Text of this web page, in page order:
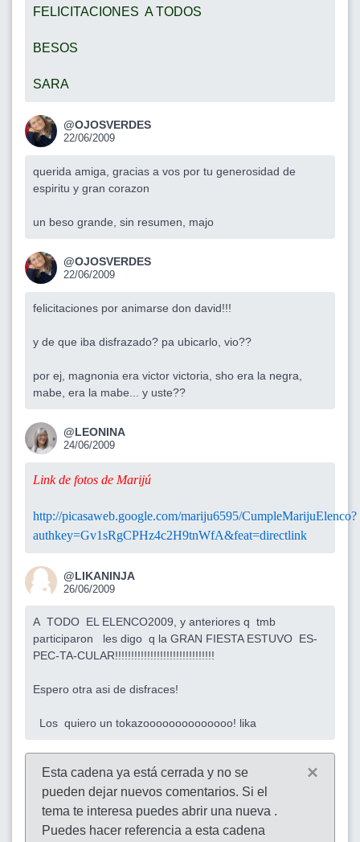
FELICITACIONES A TODOS
BESOS
SARA
@OJOSVERDES
22/06/2009
querida amiga, gracias a vos por tu generosidad de
espiritu y gran corazon
un beso grande, sin resumen, majo
@OJOSVERDES
22/06/2009
felicitaciones por animarse don david!!!
y de que iba disfrazado? pa ubicarlo, vio??
por ej, magnonia era victor victoria, sho era la negra,
mabe, era la mabe... y uste??
@LEONINA
24/06/2009
Link de fotos de Marijú
http://picasaweb.google.com/mariju6595/CumpleMarijuElenco?
authkey=Gv1sRgCPHz4c2H9tnWfA&feat=directlink
@LIKANINJA
26/06/2009
A TODO EL ELENCO2009, y anteriores q tmb
participaron les digo q la GRAN FIESTA ESTUVO ES-
PEC-TA-CULAR!!!!!!!!!!!!!!!!!!!!!!!!!!!!!!!
Espero otra asi de disfraces!
Los quiero un tokazoooooooooooooo! lika
Esta cadena ya está cerrada y no se
pueden dejar nuevos comentarios. Si el
tema te interesa puedes abrir una nueva .
Puedes hacer referencia a esta cadena
×